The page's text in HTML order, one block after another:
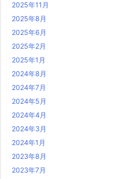
2025年11月
2025年8月
2025年6月
2025年2月
2025年1月
2024年8月
2024年7月
2024年5月
2024年4月
2024年3月
2024年1月
2023年8月
2023年7月